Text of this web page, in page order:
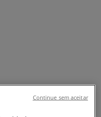
Continue sem aceitar